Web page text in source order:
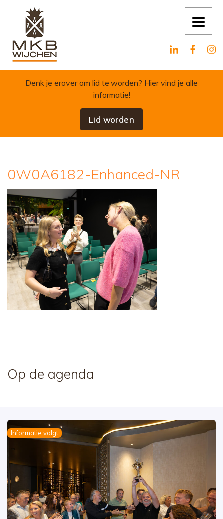
Skip to content
Denk je erover om lid te worden? Hier vind je alle
informatie!
Lid worden
0W0A6182-Enhanced-NR
Op de agenda
Informatie volgt